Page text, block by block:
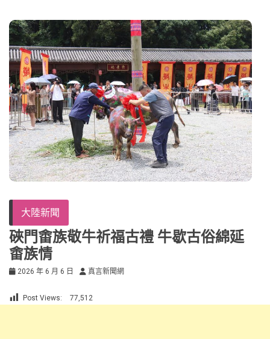
大陸新聞
硤門畬族敬牛祈福古禮 牛歇古俗綿延
畬族情
2026 年 6 月 6 日 真言新聞網
Post Views: 77,512